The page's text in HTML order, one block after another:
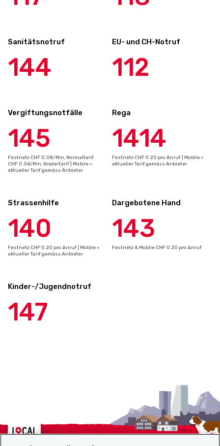
Sanitätsnotruf
144
EU- und CH-Notruf
112
Vergiftungsnotfälle
145
Festnetz CHF 0.08/Min, Normaltarif
CHF 0.04/Min, Niedertarif | Mobile =
aktueller Tarif gemäss Anbieter
Rega
1414
Festnetz CHF 0.20 pro Anruf | Mobile =
aktueller Tarif gemäss Anbieter
Strassenhilfe
140
Festnetz CHF 0.20 pro Anruf | Mobile =
aktueller Tarif gemäss Anbieter
Dargebotene Hand
143
Festnetz & Mobile CHF 0.20 pro Anruf
Kinder-/Jugendnotruf
147
Localcities